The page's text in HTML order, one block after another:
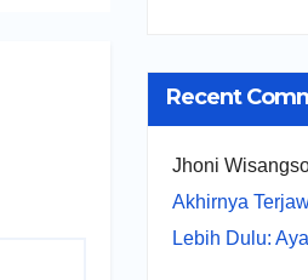
Recent
Jhoni
Akhirnya
Lebih Dulu: